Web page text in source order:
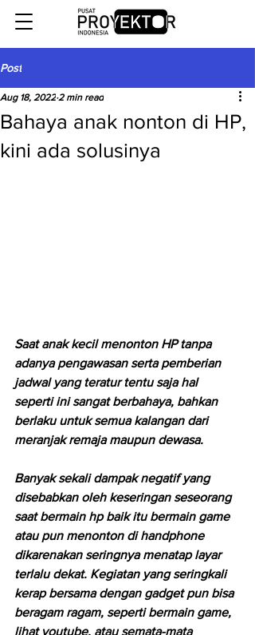
Post
Bahaya anak nonton di HP,
kini ada solusinya
Aug 18, 2022 2 min read
Saat anak kecil menonton HP tanpa
adanya pengawasan serta pemberian
jadwal yang teratur tentu saja hal
seperti ini sangat berbahaya, bahkan
berlaku untuk semua kalangan dari
meranjak remaja maupun dewasa.
Banyak sekali dampak negatif yang
disebabkan oleh keseringan seseorang
saat bermain hp baik itu bermain game
atau pun menonton di handphone
dikarenakan seringnya menatap layar
terlalu dekat. Kegiatan yang seringkali
kerap bersama dengan gadget pun bisa
beragam ragam, seperti bermain game,
lihat youtube, atau semata-mata